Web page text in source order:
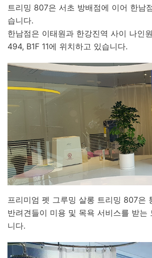
트리밍 807은 서초 방배점에 이어 한남
습니다.
한남점은 이태원과 한강진역 사이 나인
494, B1F 11에 위치하고 있습니다.
프리미엄 펫 그루밍 살롱 트리밍 807은
반려견들이 미용 및 목욕 서비스를 받는
니다.